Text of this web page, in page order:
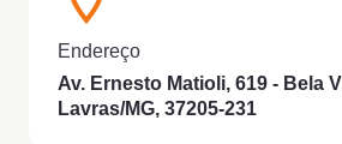
Endereço
Av. Ernesto Matioli, 619 - Bela
Lavras/MG, 37205-231